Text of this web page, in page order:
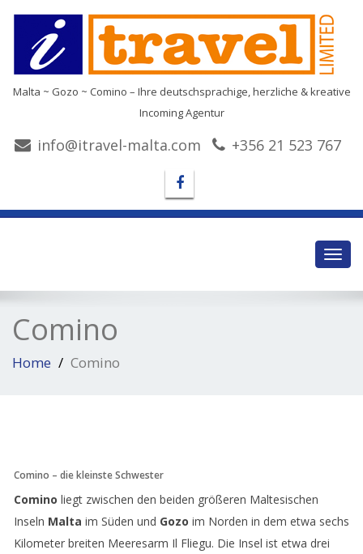
Malta ~ Gozo ~ Comino – Ihre deutschsprachige, herzliche & kreative
Incoming Agentur
info@itravel-malta.com +356 21 523 767
Comino
Home Comino
Comino – die kleinste Schwester
Comino liegt zwischen den beiden größeren Maltesischen
Inseln Malta im Süden und Gozo im Norden in dem etwa sechs
Kilometer breiten Meeresarm Il Fliegu. Die Insel ist etwa drei